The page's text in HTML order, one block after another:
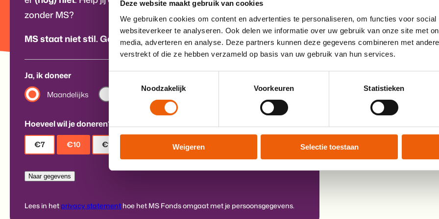
Deze website maakt gebruik van cookies
We gebruiken cookies om content en advertenties te personaliseren, om functies voor
websiteverkeer te analyseren. Ook delen we informatie over uw gebruik van onze site met
media, adverteren en analyse. Deze partners kunnen deze gegevens combineren met
verstrekt of die ze hebben verzameld op basis van uw gebruik van hun services.
Noodzakelijk
Voorkeuren Statistieken
Weigeren Selectie toestaan
zonder MS?
MS staat niet stil. Geef eenmalig of word donateur.
Ja, ik doneer
Maandelijks Eenmalig
Hoeveel wil je doneren?
€7 €10 €15
Lees in het privacy statement hoe het MS Fonds omgaat met je persoonsgegevens.